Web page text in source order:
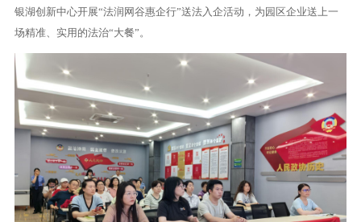
银湖创新中心开展“法润网谷惠企行”送法入企活动，为园区企业送上一
场精准、实用的法治“大餐”。